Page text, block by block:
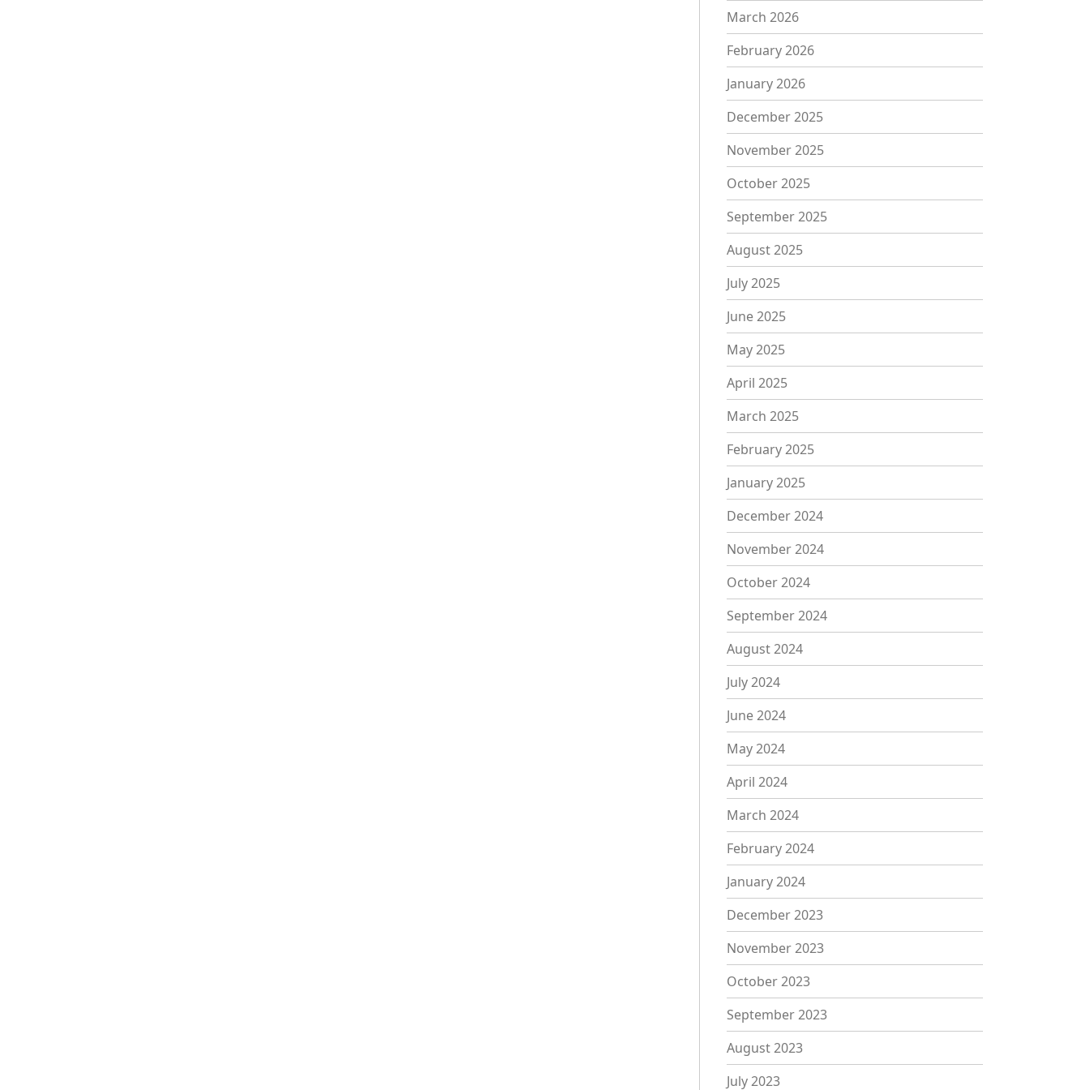
March 2026
February 2026
January 2026
December 2025
November 2025
October 2025
September 2025
August 2025
July 2025
June 2025
May 2025
April 2025
March 2025
February 2025
January 2025
December 2024
November 2024
October 2024
September 2024
August 2024
July 2024
June 2024
May 2024
April 2024
March 2024
February 2024
January 2024
December 2023
November 2023
October 2023
September 2023
August 2023
July 2023